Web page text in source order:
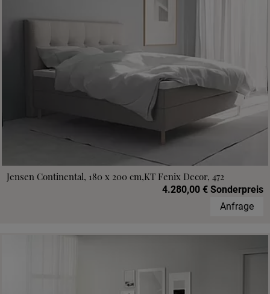
Jensen Continental, 180 x 200 cm,KT Fenix Decor, 472
4.280,00 € Sonderpreis
Anfrage